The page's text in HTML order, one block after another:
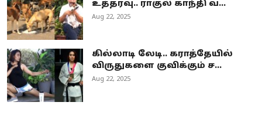
உத்தரவு.. ராகுல் காந்தி வ...
Aug 22, 2025
கில்லாடி லேடி.. கராத்தேயில்
விருதுகளை குவிக்கும் ச...
Aug 22, 2025